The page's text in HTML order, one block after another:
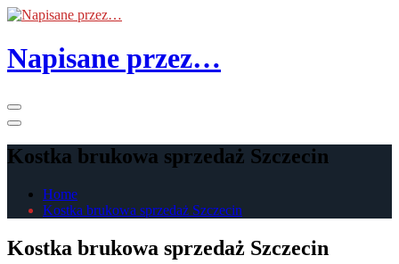
Skip
the
content
Napisane przez…
Kostka brukowa sprzedaż Szczecin
Home
Kostka brukowa sprzedaż Szczecin
Kostka brukowa sprzedaż Szczecin